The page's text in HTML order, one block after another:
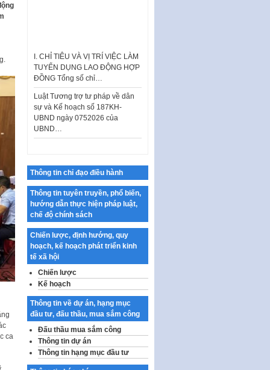
ca
TUYỂN DỤNG LAO ĐỘNG HỢP
ĐỒNG Tổng số chỉ…
Luật Tương trợ tư pháp về dân
sự và Kế hoạch số 187KH-
UBND ngày 0752026 của
UBND…
Ban hành Danh mục vị trí khai
Kế hoạch Tổ chức Cuộc thi
chính luận về bảo vệ nền tảng tư
tưởng của Đảng…
Công bố công khai dự toán kinh
phí xây dựng pháp luật, hoàn
thiện thể chế, chính…
Quy định về nghiên cứu, ứng
dụng khoa học, công nghệ, đổi
mới sáng tạo và chuyển…
Quy định chi tiết và hướng dẫn
thi hành một số điều của Luật Lý
lịch tư…
Sửa đổi, bổ sung một số nội
dung tại Nghị quyết số 30/NQ-
CP ngày 24 tháng 02…
Thông tin chỉ đạo điều hành
Thông tin tuyên truyền, phổ biến,
hướng dẫn thực hiện pháp luật,
chế độ chính sách
Chiến lược, định hướng, quy
hoạch, kế hoạch phát triển kinh
tế xã hội
Chiến lược
Kế hoạch
Thông tin về dự án, hạng mục
đầu tư, đấu thầu, mua sắm công
Đấu thầu mua sắm công
Thông tin dự án
Thông tin hạng mục đầu tư